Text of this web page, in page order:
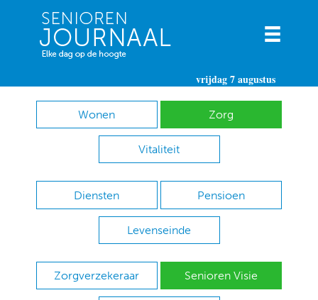
vrijdag 7 augustus
Wonen Zorg
Vitaliteit
Diensten Pensioen
Levenseinde
Zorgverzekeraar Senioren Visie